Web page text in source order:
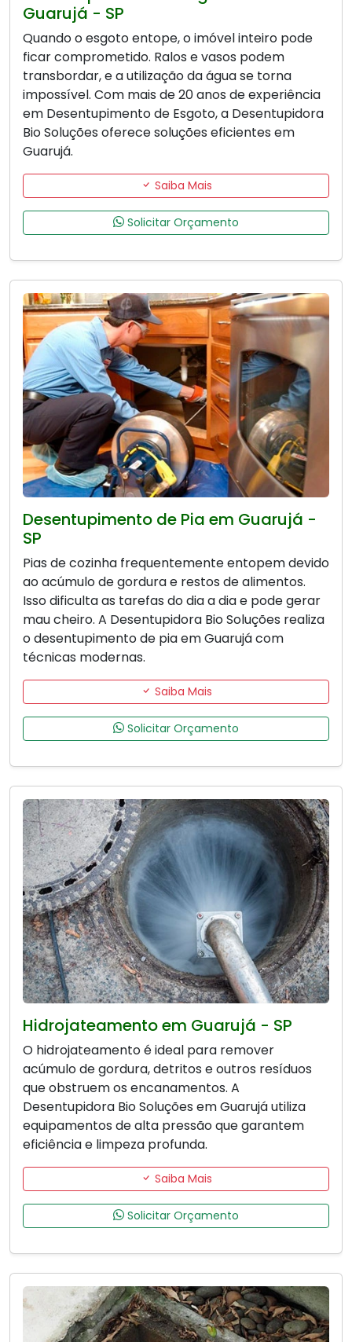
Guarujá - SP
Quando o esgoto entope, o imóvel inteiro pode
ficar comprometido. Ralos e vasos podem
transbordar, e a utilização da água se torna
impossível. Com mais de 20 anos de experiência
em Desentupimento de Esgoto, a Desentupidora
Bio Soluções oferece soluções eficientes em
Guarujá.
Saiba Mais
Solicitar Orçamento
Desentupimento de Pia em Guarujá -
SP
Pias de cozinha frequentemente entopem devido
ao acúmulo de gordura e restos de alimentos.
Isso dificulta as tarefas do dia a dia e pode gerar
mau cheiro. A Desentupidora Bio Soluções realiza
o desentupimento de pia em Guarujá com
técnicas modernas.
Saiba Mais
Solicitar Orçamento
Hidrojateamento em Guarujá - SP
O hidrojateamento é ideal para remover
acúmulo de gordura, detritos e outros resíduos
que obstruem os encanamentos. A
Desentupidora Bio Soluções em Guarujá utiliza
equipamentos de alta pressão que garantem
eficiência e limpeza profunda.
Saiba Mais
Solicitar Orçamento